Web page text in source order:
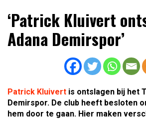
Voetbal4U.com
Transfers,
Internationaal
transferupdates, analyses en
spelers en competities uit binnen- en
‘Patrick Kluivert
Adana Demirspor’
Patrick Kluivert is ontslagen bij het
Demirspor. De club heeft besloten
hem door te gaan. Hier maken